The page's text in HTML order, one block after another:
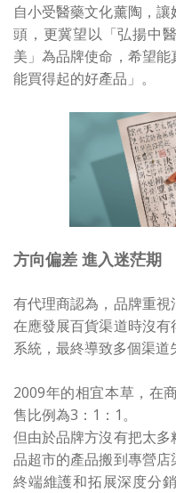
自小受醫藥文化薰陶，
頭，更冀望以「弘揚中
美」為品牌使命，希望
能買得起的好產品」。
方向偏差 進入迷茫期
有代理商認為，品牌重視
在應發展百貨渠道時沒
系統，最終導致多個渠道
2009年的相宜本草，在
售比例為3：1：1。
但由於品牌方沒有把太
品超市的產品搬到專營
終端維護和拓展深度分